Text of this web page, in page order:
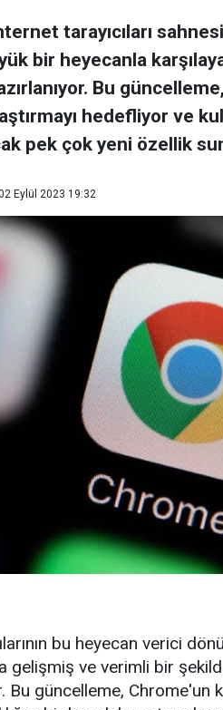
tarayıcıları
bir heyecanla
Bu
hedefliyor ve
pek çok yeni özellik
Eylül 2023 19:32
bu heyecan verici
gelişmiş ve verimli bir
güncelleme, Chrome'un